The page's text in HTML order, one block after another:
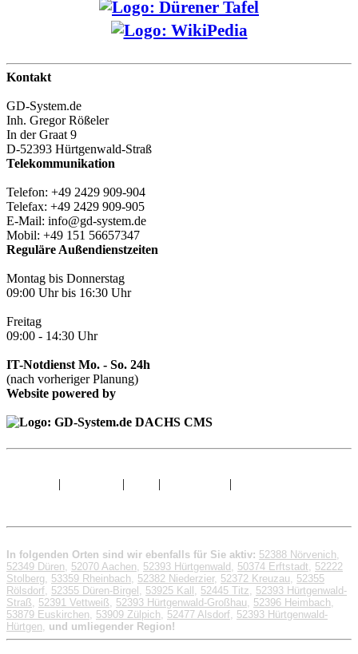
Kontakt
GD-System.de
Inh. Gregor Rößeler
In der Graat 9
D-52393 Hürtgenwald-Straß
Telekommunikation
Telefon: +49 2429 909-904
Telefax: +49 2429 909-905
E-Mail: info@gd-system.de
Mobil: +49 151 56657347
Reguläre Außendienstzeiten
Montag bis Donnerstag
09:00 Uhr bis 16:30 Uhr
Freitag
09:00 - 14:30 Uhr
IT-Notdienst Mo. - So. 24h
(nach vorheriger Planung)
Website powered by
| | | |
In folgenden Orten sind wir ebenfalls für Sie aktiv: 52388 Nörvenich,
52349 Düren, 52070 Aachen, 52393 Hürtgenwald , 50374 Erftstadt, 52222
Stolberg, 53359 Rheinbach, 52382 Niederzier, 52372 Kreuzau, 52355
Rölsdorf, 52355 Düren-Birgel , 53925 Kall , 52445 Titz, 52393 Hürtgenwald-
Straß, 52391 Vettweiß, 52393 Hürtgenwald-Großhau, 52396 Heimbach,
53879 Euskirchen, 53909 Zülpich, 52477 Alsdorf, 52393 Hürtgenwald-
Hürtgen, und umliegender Region!